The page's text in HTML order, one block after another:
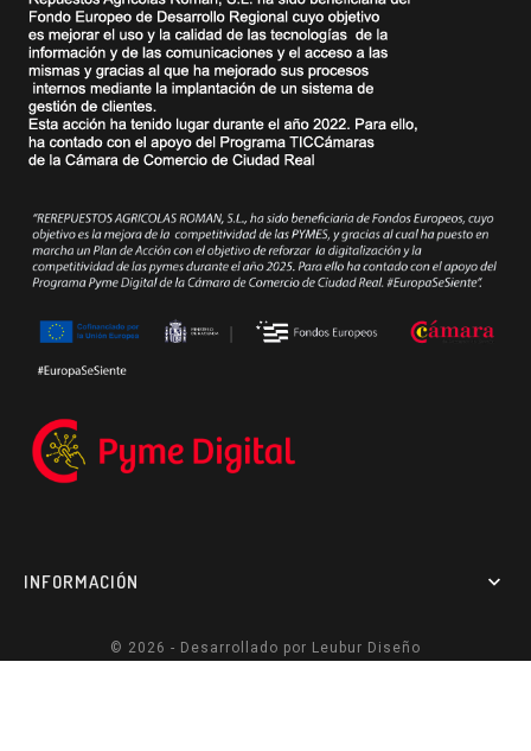
INFORMACIÓN 
© 2026 - Desarrollado por Leubur Diseño